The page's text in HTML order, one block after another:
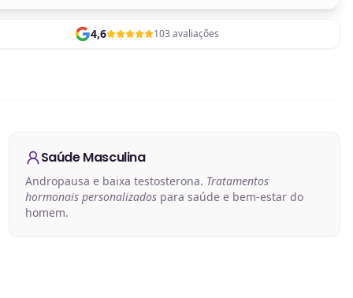
4,6 103 avaliações
Saúde Masculina
Andropausa e baixa testosterona. Tratamentos
hormonais personalizadospara saúde e bem-estar do
homem.